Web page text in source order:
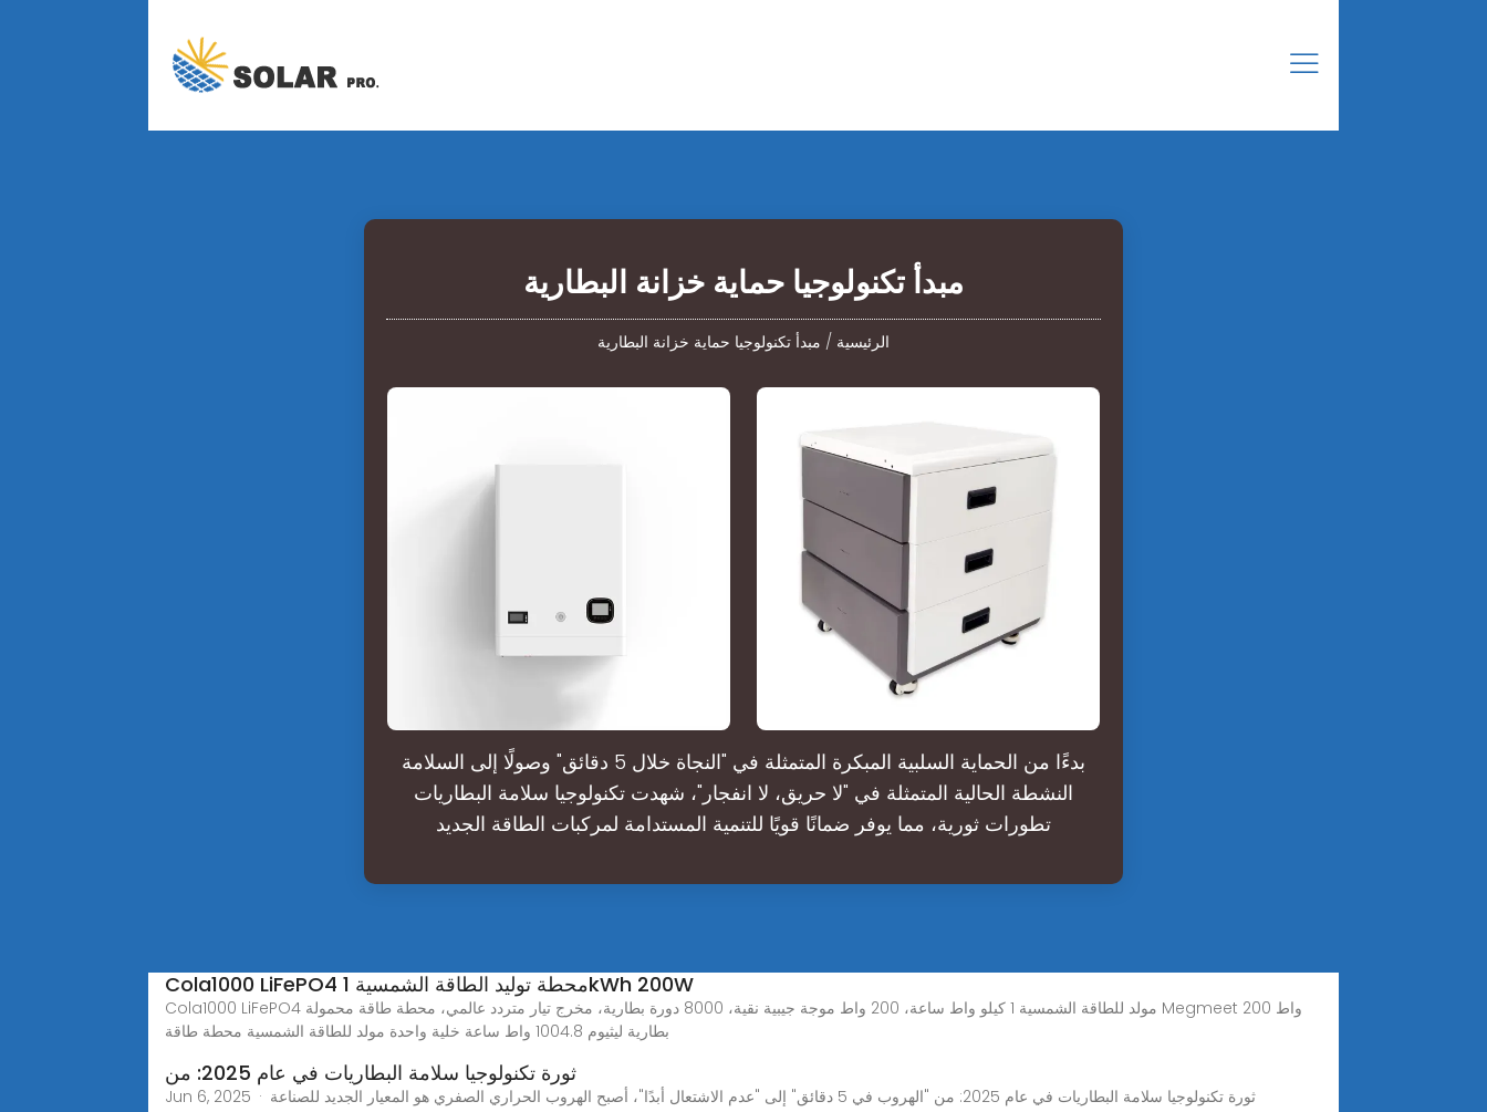
مبدأ تكنولوجيا حماية خزانة البطارية
الرئيسية / مبدأ تكنولوجيا حماية خزانة البطارية
بدءًا من الحماية السلبية المبكرة المتمثلة في "النجاة خلال 5 دقائق" وصولًا إلى السلامة
النشطة الحالية المتمثلة في "لا حريق، لا انفجار"، شهدت تكنولوجيا سلامة البطاريات
تطورات ثورية، مما يوفر ضمانًا قويًا للتنمية المستدامة لمركبات الطاقة الجديد
Cola1000 LiFePO4 محطة توليد الطاقة الشمسية 1kWh 200W
Cola1000 LiFePO4 مولد للطاقة الشمسية 1 كيلو واط ساعة، 200 واط موجة جيبية نقية، 8000 دورة بطارية، مخرج تيار متردد عالمي، محطة طاقة محمولة Megmeet 200 واط
بطارية ليثيوم 1004.8 واط ساعة خلية واحدة مولد للطاقة الشمسية محطة طاقة
ثورة تكنولوجيا سلامة البطاريات في عام 2025: من
Jun 6, 2025 · ثورة تكنولوجيا سلامة البطاريات في عام 2025: من "الهروب في 5 دقائق" إلى "عدم الاشتعال أبدًا"، أصبح الهروب الحراري الصفري هو المعيار الجديد للصناعة